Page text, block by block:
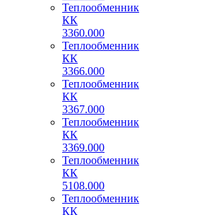
Теплообменник
КК
3360.000
Теплообменник
КК
3366.000
Теплообменник
КК
3367.000
Теплообменник
КК
3369.000
Теплообменник
КК
5108.000
Теплообменник
КК